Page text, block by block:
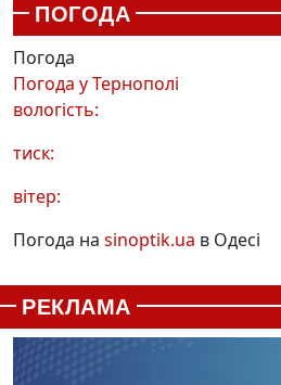
ПОГОДА
Погода
Погода уТернополі
вологість:
тиск:
вітер:
Погода на sinoptik.ua в Одесі
РЕКЛАМА